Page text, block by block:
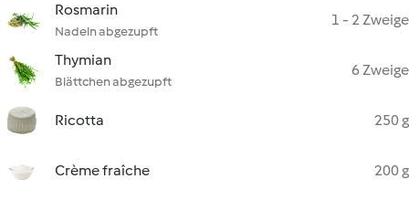
Rosmarin
Nadeln abgezupft
1 - 2 Zweige
Thymian
Blättchen abgezupft
6 Zweige
Ricotta 250 g
Crème fraîche 200 g